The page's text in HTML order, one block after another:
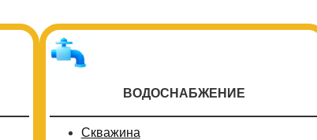
ВОДОСНАБЖЕНИЕ
Скважина